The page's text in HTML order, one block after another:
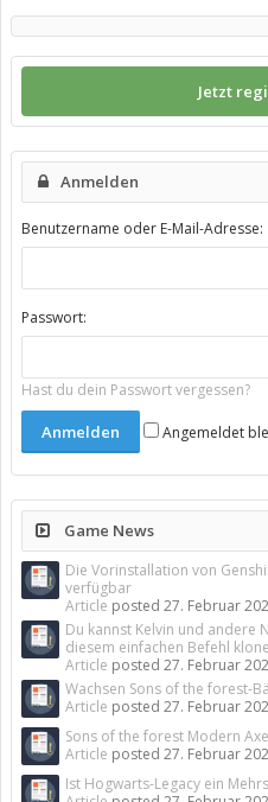
Jetzt
Anmelden
Benutzername oder E-Mail-Adresse:
Passwort:
Hast du dein Passwort vergessen?
Angemeldet
Game News
Die Vorinstallation von
verfügbar
Article posted 27. Februar
Du kannst Kelvin und andere
diesem einfachen Befehl
Article posted 27. Februar
Wachsen Sons of the forest-
Article posted 27. Februar
Sons of the forest Modern
Article posted 27. Februar
Ist Hogwarts-Legacy ein